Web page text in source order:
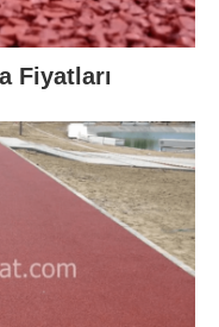
Fiyatları